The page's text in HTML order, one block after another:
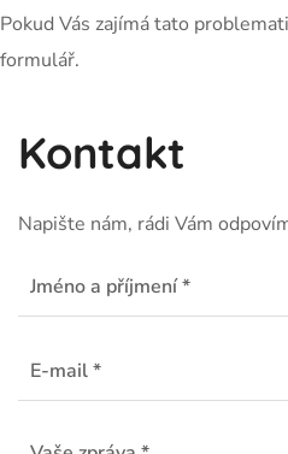
Pokud Vás zajímá tato
formulář.
Kontakt
Napište nám, rádi Vám